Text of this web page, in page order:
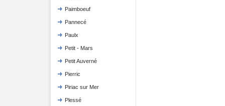
Paimboeuf
Pannecé
Paulx
Petit - Mars
Petit Auverné
Pierric
Piriac sur Mer
Plessé